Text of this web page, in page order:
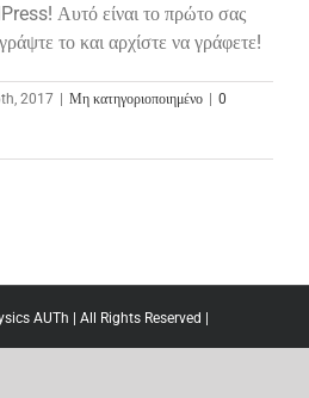
Αυτό είναι το πρώτο σας
το και αρχίστε να γράφετε!
2017 Μη κατηγοριοποιημένο
0
AUTh | All Rights Reserved |